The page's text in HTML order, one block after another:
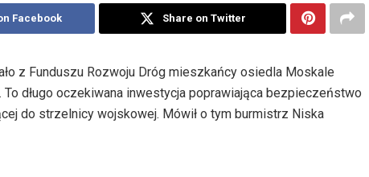
Facebook Share on Twitter
z Funduszu Rozwoju Dróg mieszkańcy osiedla Moskale
długo oczekiwana inwestycja poprawiająca bezpieczeństwo
do strzelnicy wojskowej. Mówił o tym burmistrz Niska